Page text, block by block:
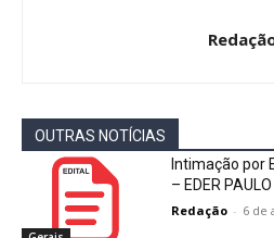
OUTRAS NOTÍCIAS
Intimação por
– EDER
Redação - 6 de